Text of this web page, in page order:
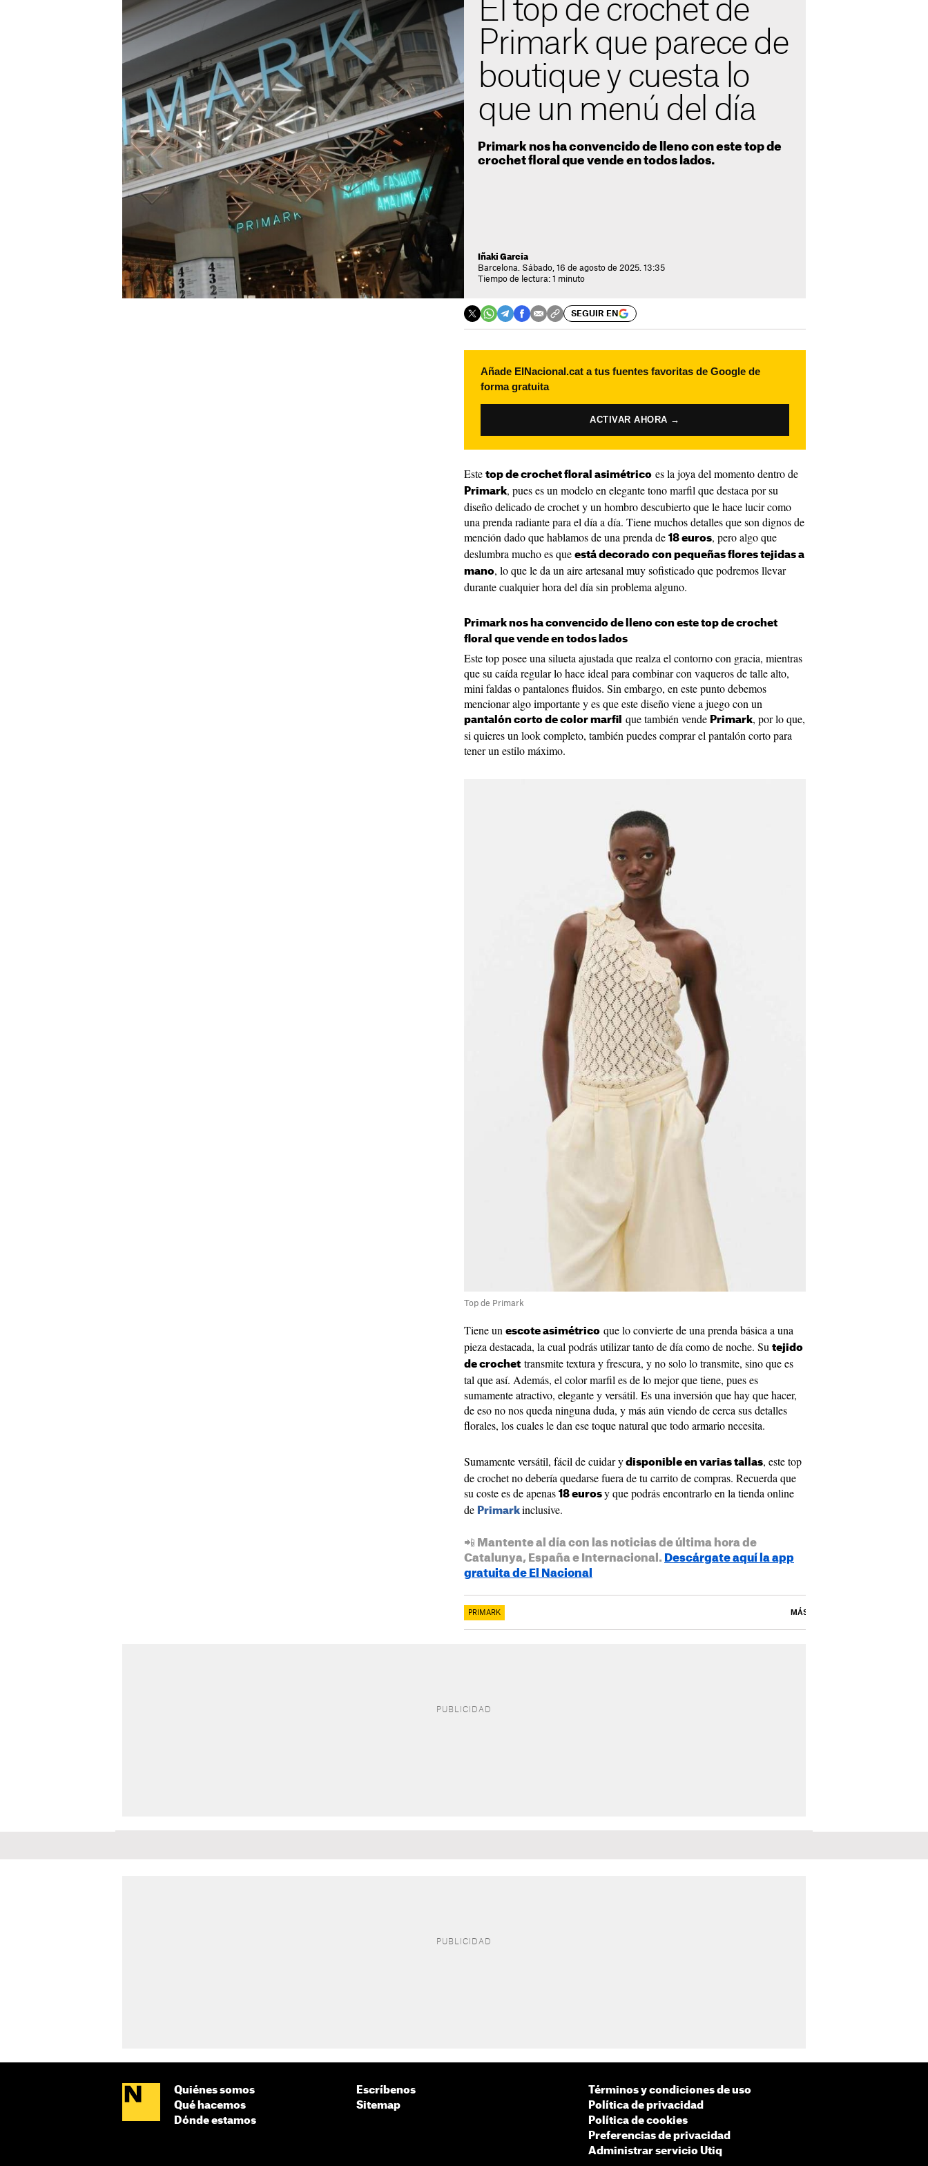
El top de crochet de
Primark que parece de
boutique y cuesta lo
que un menú del día
Primark nos ha convencido de lleno con este top de
crochet floral que vende en todos lados.
Iñaki García
Barcelona. Sábado, 16 de agosto de 2025. 13:35
Tiempo de lectura: 1 minuto
SEGUIR EN
Añade ElNacional.cat a tus fuentes favoritas de Google de
forma gratuita
ACTIVAR AHORA →
Este top de crochet floral asimétrico es la joya del momento dentro de
Primark, pues es un modelo en elegante tono marfil que destaca por su
diseño delicado de crochet y un hombro descubierto que le hace lucir como
una prenda radiante para el día a día. Tiene muchos detalles que son dignos de
mención dado que hablamos de una prenda de 18 euros, pero algo que
deslumbra mucho es que está decorado con pequeñas flores tejidas a
mano, lo que le da un aire artesanal muy sofisticado que podremos llevar
durante cualquier hora del día sin problema alguno.
Primark nos ha convencido de lleno con este top de crochet
floral que vende en todos lados
Este top posee una silueta ajustada que realza el contorno con gracia, mientras
que su caída regular lo hace ideal para combinar con vaqueros de talle alto,
mini faldas o pantalones fluidos. Sin embargo, en este punto debemos
mencionar algo importante y es que este diseño viene a juego con un
pantalón corto de color marfil que también vende Primark, por lo que,
si quieres un look completo, también puedes comprar el pantalón corto para
tener un estilo máximo.
Top de Primark
Tiene un escote asimétrico que lo convierte de una prenda básica a una
pieza destacada, la cual podrás utilizar tanto de día como de noche. Su tejido
de crochet transmite textura y frescura, y no solo lo transmite, sino que es
tal que así. Además, el color marfil es de lo mejor que tiene, pues es
sumamente atractivo, elegante y versátil. Es una inversión que hay que hacer,
de eso no nos queda ninguna duda, y más aún viendo de cerca sus detalles
florales, los cuales le dan ese toque natural que todo armario necesita.
Sumamente versátil, fácil de cuidar y disponible en varias tallas, este top
de crochet no debería quedarse fuera de tu carrito de compras. Recuerda que
su coste es de apenas 18 euros y que podrás encontrarlo en la tienda online
de Primark inclusive.
📲 Mantente al día con las noticias de última hora de
Catalunya, España e Internacional. Descárgate aquí la app
gratuita de El Nacional
PRIMARK MÁS
Quiénes somos
Qué hacemos
Dónde estamos
Escríbenos
Sitemap
Términos y condiciones de uso
Política de privacidad
Política de cookies
Preferencias de privacidad
Administrar servicio Utiq